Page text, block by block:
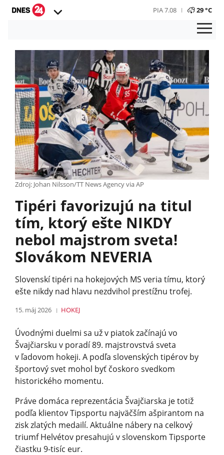
PIA 7.08 29 °C
Zdroj: Johan Nilsson/TT News Agency via AP
Tipéri favorizujú na titul
tím, ktorý ešte NIKDY
nebol majstrom sveta!
Slovákom NEVERIA
Slovenskí tipéri na hokejových MS veria tímu, ktorý
ešte nikdy nad hlavu nezdvihol prestížnu trofej.
15. máj 2026 HOKEJ
Úvodnými duelmi sa už v piatok začínajú vo
Švajčiarsku v poradí 89. majstrovstvá sveta
v ľadovom hokeji. A podľa slovenských tipérov by
športový svet mohol byť čoskoro svedkom
historického momentu.
Práve domáca reprezentácia Švajčiarska je totiž
podľa klientov Tipsportu najväčším ašpirantom na
zisk zlatých medailí. Aktuálne nábery na celkový
triumf Helvétov presahujú v slovenskom Tipsporte
čiastku 9-tisíc eur.